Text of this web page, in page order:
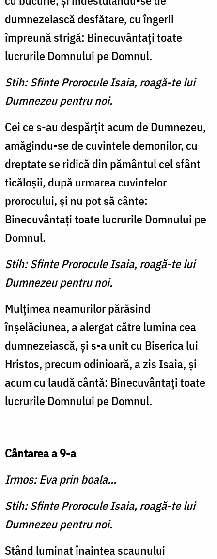
dumnezeiască desfătare, cu îngerii
împreună strigă: Binecuvântaţi toate
lucrurile Domnului pe Domnul.
Stih: Sfinte Prorocule Isaia, roagă-te lui
Dumnezeu pentru noi.
Cei ce s-au despărţit acum de Dumnezeu,
amăgindu-se de cuvintele demonilor, cu
dreptate se ridică din pământul cel sfânt
ticăloşii, după urmarea cuvintelor
prorocului, şi nu pot să cânte:
Binecuvântaţi toate lucrurile Domnului pe
Domnul.
Stih: Sfinte Prorocule Isaia, roagă-te lui
Dumnezeu pentru noi.
Mulţimea neamurilor părăsind
înşelăciunea, a alergat către lumina cea
dumnezeiască, şi s-a unit cu Biserica lui
Hristos, precum odinioară, a zis Isaia, şi
acum cu laudă cântă: Binecuvântaţi toate
lucrurile Domnului pe Domnul.
Cântarea a 9-a
Irmos: Eva prin boala...
Stih: Sfinte Prorocule Isaia, roagă-te lui
Dumnezeu pentru noi.
Stând luminat înaintea scaunului